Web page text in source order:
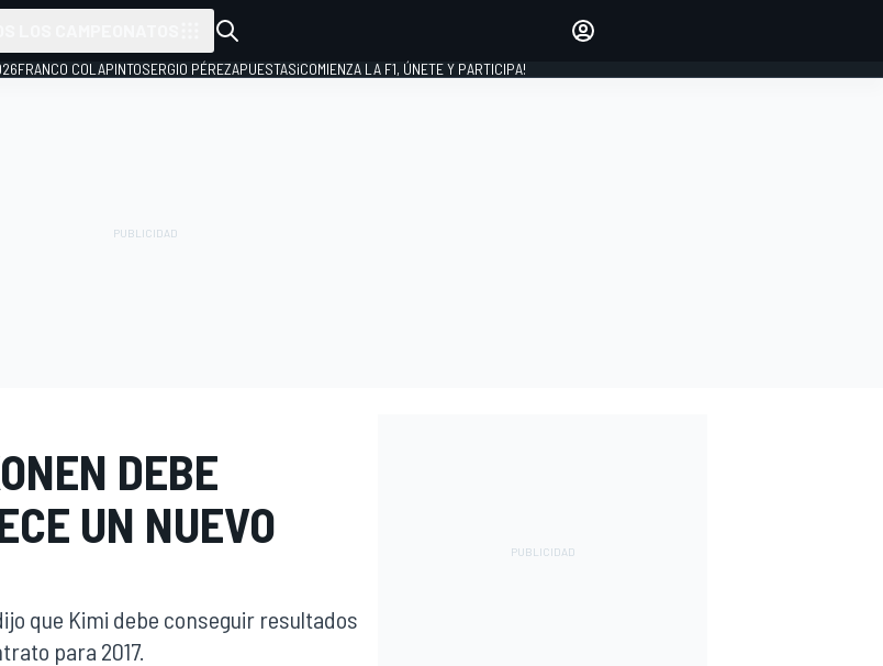
INICIAR SESIÓN
FRANCO COLAPINTOSERGIO PÉREZAPUESTAS¡COMIENZA LA F1, ÚNETE Y PARTICIPA!
DEBE
UN NUEVO
que Kimi debe conseguir resultados
para 2017.